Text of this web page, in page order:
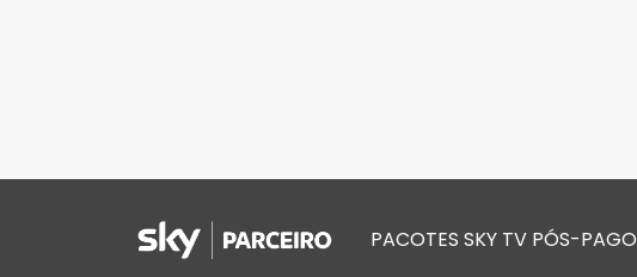
PACOTES SKY TV PÓS-PAGO